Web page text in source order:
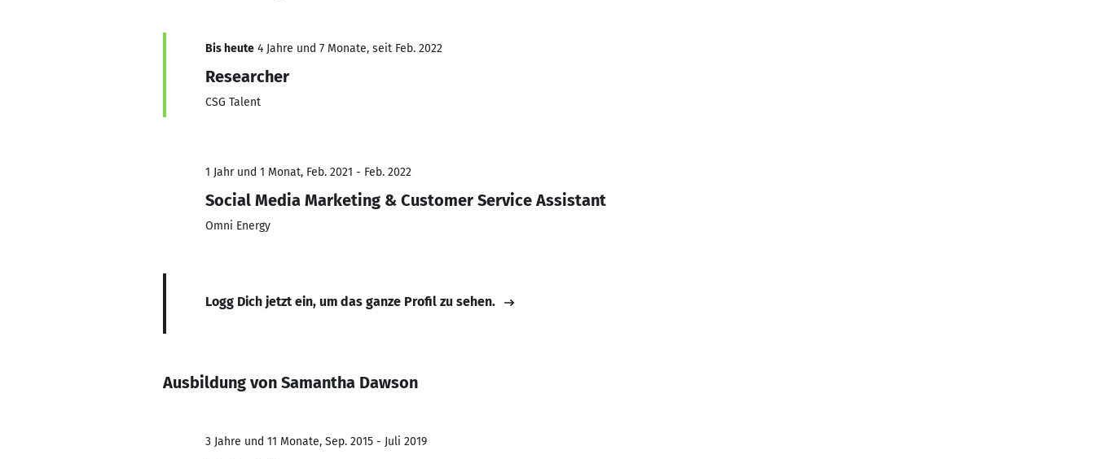
Bis heute 4 Jahre und 7 Monate, seit Feb. 2022
Researcher
CSG Talent
1 Jahr und 1 Monat, Feb. 2021 - Feb. 2022
Social Media Marketing & Customer Service Assistant
Omni Energy
Logg Dich jetzt ein, um das ganze Profil zu sehen.
Ausbildung von Samantha Dawson
3 Jahre und 11 Monate, Sep. 2015 - Juli 2019